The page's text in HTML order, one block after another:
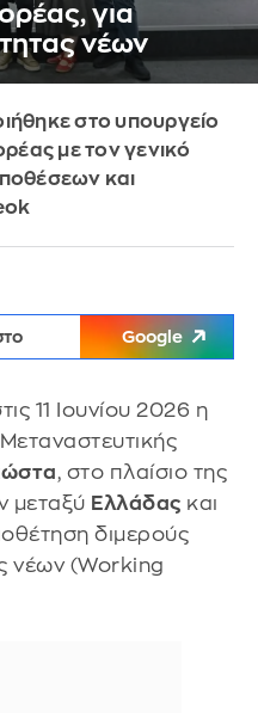
για
νέων
στο υπουργείο
με τον γενικό
και
Google
11 Ιουνίου 2026 η
, στο πλαίσιο της
μεταξύ Ελλάδας και
διμερούς
νέων (Working